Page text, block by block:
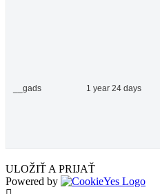
__gads 1 year 24 days
ULOŽIŤ A PRIJAŤ
Powered by